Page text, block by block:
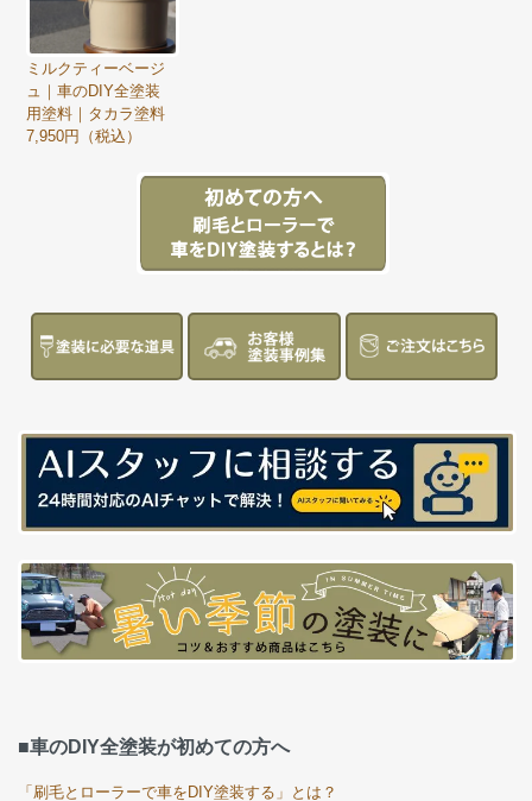
ミルクティーベージ
ュ｜車のDIY全塗装
用塗料｜タカラ塗料
7,950円（税込）
■車のDIY全塗装が初めての方へ
「刷毛とローラーで車をDIY塗装する」とは？